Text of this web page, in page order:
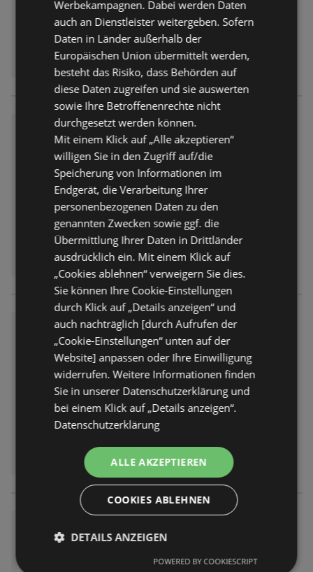
K+K: Wochenangebote
Prospekt nicht mehr gültig
Abgelaufen am: 08.11.2025
K+K: Wochenangebote
Prospekt nicht mehr gültig
Abgelaufen am: 31.10.2025
Prospekt
Abgelaufen am: 25.10.2025
Werbekampagnen. Dabei werden Daten
auch an Dienstleister weitergeben. Sofern
Daten in Länder außerhalb der
Europäischen Union übermittelt werden,
besteht das Risiko, dass Behörden auf
diese Daten zugreifen und sie auswerten
sowie Ihre Betroffenenrechte nicht
durchgesetzt werden können.
Mit einem Klick auf „Alle akzeptieren“
willigen Sie in den Zugriff auf/die
Speicherung von Informationen im
Endgerät, die Verarbeitung Ihrer
personenbezogenen Daten zu den
genannten Zwecken sowie ggf. die
Übermittlung Ihrer Daten in Drittländer
ausdrücklich ein. Mit einem Klick auf
„Cookies ablehnen“ verweigern Sie dies.
Sie können Ihre Cookie-Einstellungen
durch Klick auf „Details anzeigen“ und
auch nachträglich [durch Aufrufen der
„Cookie-Einstellungen“ unten auf der
Website] anpassen oder Ihre Einwilligung
widerrufen. Weitere Informationen finden
Sie in unserer Datenschutzerklärung und
bei einem Klick auf „Details anzeigen“.
Datenschutzerklärung
ALLE AKZEPTIEREN
COOKIES ABLEHNEN
DETAILS ANZEIGEN
POWERED BY COOKIESCRIPT